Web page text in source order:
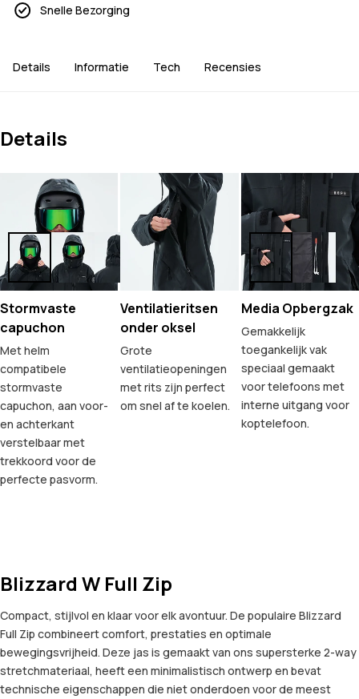
Snelle Bezorging
Details Informatie Tech Recensies
Details
Stormvaste
capuchon
Met helm
compatibele
stormvaste
capuchon, aan voor-
en achterkant
verstelbaar met
trekkoord voor de
perfecte pasvorm.
Ventilatieritsen
onder oksel
Grote
ventilatieopeningen
met rits zijn perfect
om snel af te koelen.
Media Opbergzak
Gemakkelijk
toegankelijk vak
speciaal gemaakt
voor telefoons met
interne uitgang voor
koptelefoon.
Blizzard W Full Zip
Compact, stijlvol en klaar voor elk avontuur. De populaire Blizzard
Full Zip combineert comfort, prestaties en optimale
bewegingsvrijheid. Deze jas is gemaakt van ons supersterke 2-way
stretchmateriaal, heeft een minimalistisch ontwerp en bevat
technische eigenschappen die niet onderdoen voor de meest